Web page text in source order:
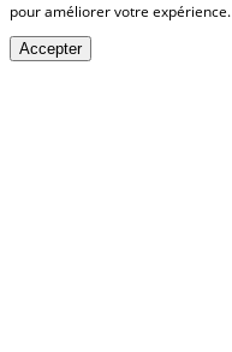
pour améliorer votre expérience.
Accepter